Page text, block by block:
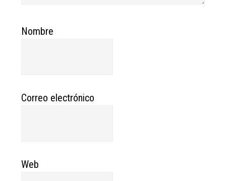
Nombre
Correo electrónico
Web